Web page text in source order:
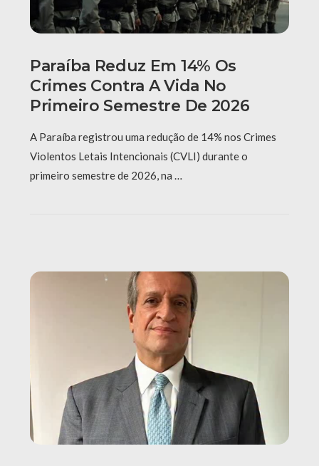
Paraíba Reduz Em 14% Os
Crimes Contra A Vida No
Primeiro Semestre De 2026
A Paraíba registrou uma redução de 14% nos Crimes
Violentos Letais Intencionais (CVLI) durante o
primeiro semestre de 2026, na …